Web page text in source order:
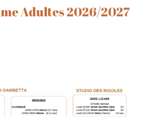
Adultes 2026/2027